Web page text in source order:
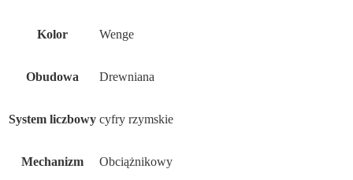
Kolor Wenge
Obudowa Drewniana
System liczbowy cyfry rzymskie
Mechanizm Obciążnikowy